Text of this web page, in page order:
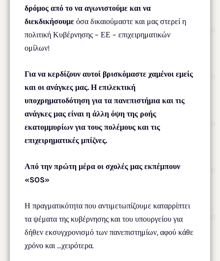
δρόμος από το να αγωνιστούμε και να
διεκδικήσουμε όσα δικαιούμαστε και μας στερεί η
πολιτική Κυβέρνησης – ΕΕ – επιχειρηματικών
ομίλων!
Για να κερδίζουν αυτοί βρισκόμαστε χαμένοι εμείς
και οι ανάγκες μας. Η επιλεκτική
υποχρηματοδότηση για τα πανεπιστήμια και τις
ανάγκες μας είναι η άλλη όψη της ροής
εκατομμυρίων για τους πολέμους και τις
επιχειρηματικές μπίζνες.
Από την πρώτη μέρα οι σχολές μας εκπέμπουν
«SOS»
Η πραγματικότητα που αντιμετωπίζουμε καταρρίπτει
τα ψέματα της κυβέρνησης και του υπουργείου για
δήθεν εκσυγχρονισμό των πανεπιστημίων, αφού κάθε
χρόνο και …χειρότερα.